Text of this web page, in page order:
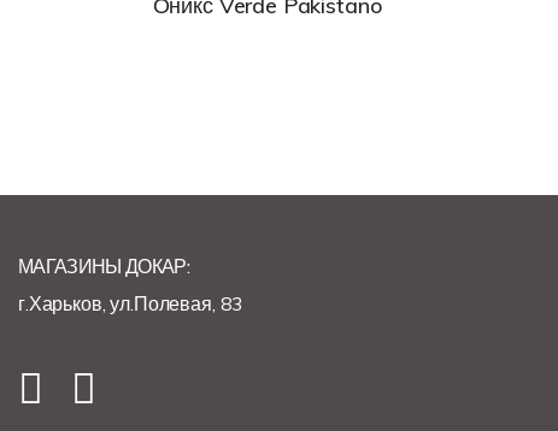
МАГАЗИНЫ ДОКАР:
г.Харьков, ул.Полевая, 83